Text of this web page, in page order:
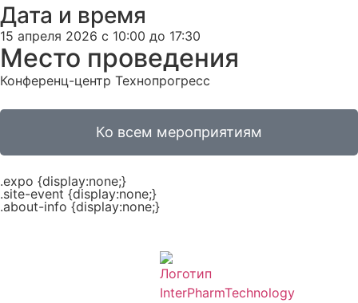
Дата и время
15 апреля 2026 с 10:00 до 17:30
Место проведения
Конференц-центр Технопрогресс
Ко всем мероприятиям
.expo {display:none;}
.site-event {display:none;}
.about-info {display:none;}